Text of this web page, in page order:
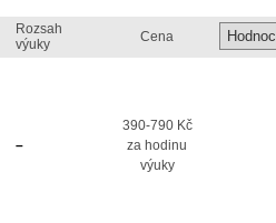
Rozsah
výuky
Cena
–
390-790 Kč
za hodinu
výuky